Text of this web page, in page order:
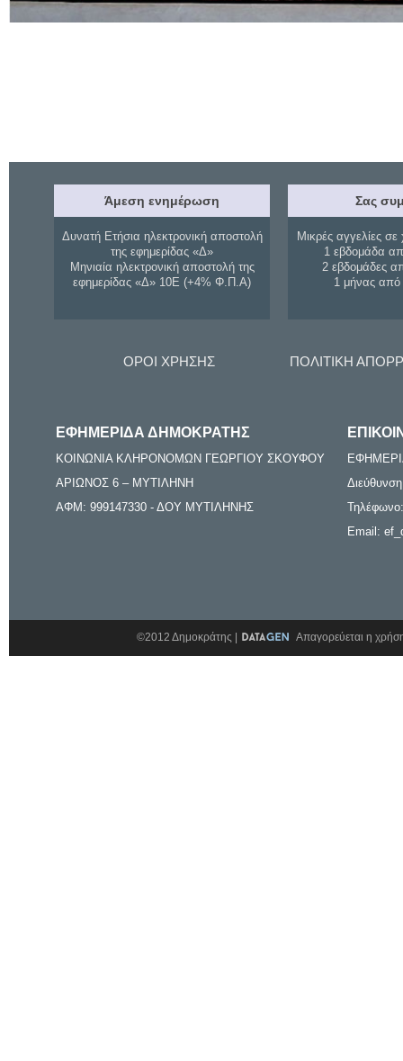
Άμεση ενημέρωση
Δυνατή Ετήσια ηλεκτρονική αποστολή
της εφημερίδας «Δ»
Μηνιαία ηλεκτρονική αποστολή της
εφημερίδας «Δ» 10Ε (+4% Φ.Π.Α)
Σας
Μικρές αγγελίες σε
1 εβδομάδα
2 εβδομάδες
1 μήνας
ΟΡΟΙ ΧΡΗΣΗΣ ΠΟΛΙΤΙΚΗ
ΕΦΗΜΕΡΙΔΑ ΔΗΜΟΚΡΑΤΗΣ
ΚΟΙΝΩΝΙΑ ΚΛΗΡΟΝΟΜΩΝ ΓΕΩΡΓΙΟΥ ΣΚΟΥΦΟΥ
ΑΡΙΩΝΟΣ 6 – ΜΥΤΙΛΗΝΗ
ΑΦΜ: 999147330 - ΔΟΥ ΜΥΤΙΛΗΝΗΣ
Email:
©2012 Δημοκράτης | Απαγορεύεται η